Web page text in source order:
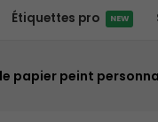
Étiquettes pro NEW
papier peint